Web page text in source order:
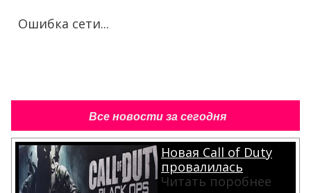
Ошибка сети...
Все новости за сегодня
Новая Call of Duty
провалилась
Читать поробнее